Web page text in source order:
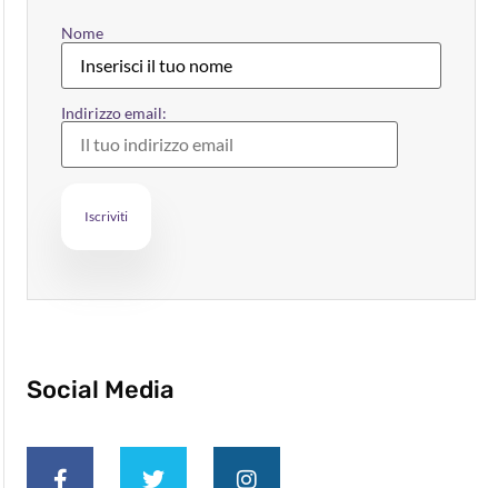
Nome
Indirizzo email:
Social Media